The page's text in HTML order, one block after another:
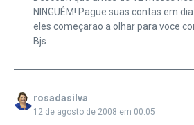
NINGUÉM! Pague suas contas em
eles começarao a olhar para voce
Bjs
rosadasilva
12 de agosto de 2008 em 00:05